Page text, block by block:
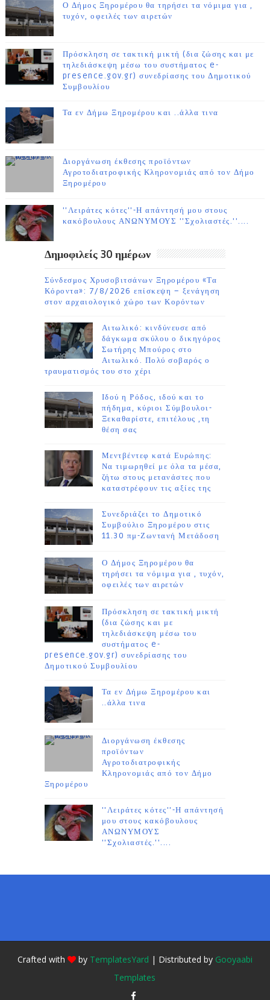
Ο Δήμος Ξηρομέρου θα τηρήσει τα νόμιμα για ,
τυχόν, οφειλές των αιρετών
Πρόσκληση σε τακτική μικτή (δια ζώσης και με
τηλεδιάσκεψη μέσω του συστήματος e-
presence.gov.gr) συνεδρίασης του Δημοτικού
Συμβουλίου
Τα εν Δήμω Ξηρομέρου και ..άλλα τινα
Διοργάνωση έκθεσης προϊόντων
Αγροτοδιατροφικής Κληρονομιάς από τον Δήμο
Ξηρομέρου
''Λειράτες κότες''-Η απάντησή μου στους
κακόβουλους ΑΝΩΝΥΜΟΥΣ ''Σχολιαστές.''....
Δημοφιλείς 30 ημέρων
Σύνδεσμος Χρυσοβιτσάνων Ξηρομέρου «Τα
Κόροντα»: 7/8/2026 επίσκεψη – ξενάγηση
στον αρχαιολογικό χώρο των Κορόντων
Αιτωλικό: κινδύνευσε από
δάγκωμα σκύλου ο δικηγόρος
Σωτήρης Μπούρος στο
Αιτωλικό. Πολύ σοβαρός ο
τραυματισμός του στο χέρι
Ιδού η Ρόδος, ιδού και το
πήδημα, κύριοι Σύμβουλοι-
Ξεκαθαρίστε, επιτέλους ,τη
θέση σας
Μεντβέντεφ κατά Ευρώπης:
Να τιμωρηθεί με όλα τα μέσα,
ζήτω στους μετανάστες που
καταστρέφουν τις αξίες της
Συνεδριάζει το Δημοτικό
Συμβούλιο Ξηρομέρου στις
11.30 πμ-Ζωντανή Μετάδοση
Ο Δήμος Ξηρομέρου θα
τηρήσει τα νόμιμα για , τυχόν,
οφειλές των αιρετών
Πρόσκληση σε τακτική μικτή
(δια ζώσης και με
τηλεδιάσκεψη μέσω του
συστήματος e-
presence.gov.gr) συνεδρίασης του
Δημοτικού Συμβουλίου
Τα εν Δήμω Ξηρομέρου και
..άλλα τινα
Διοργάνωση έκθεσης
προϊόντων
Αγροτοδιατροφικής
Κληρονομιάς από τον Δήμο
Ξηρομέρου
''Λειράτες κότες''-Η απάντησή
μου στους κακόβουλους
ΑΝΩΝΥΜΟΥΣ
''Σχολιαστές.''....
Crafted with by TemplatesYard | Distributed by Gooyaabi
Templates